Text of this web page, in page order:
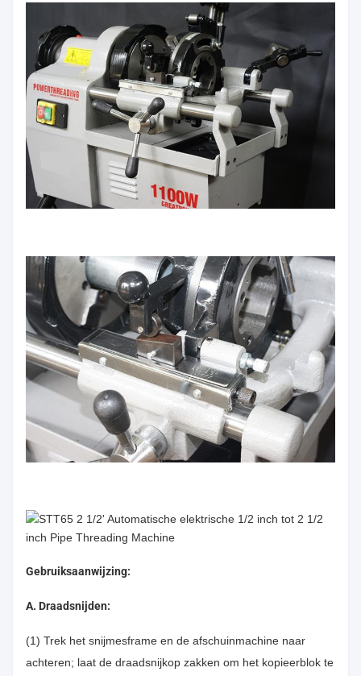
Gebruiksaanwijzing:
A. Draadsnijden:
(1) Trek het snijmesframe en de afschuinmachine naar
achteren; laat de draadsnijkop zakken om het kopieerblok te